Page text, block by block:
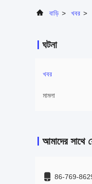
বাড়ি > খবর >
ঘটনা
খবর
মামলা
আমাদের সাথে
86-769-